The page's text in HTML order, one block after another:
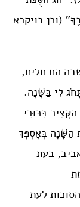
(וכן בויקרא
הם חלים,
לִי בַּשָּׁנָה.
בִּכּוּרֵי
הַשָּׁנָה בְּאָסְפְּךָ
בעת
לעת